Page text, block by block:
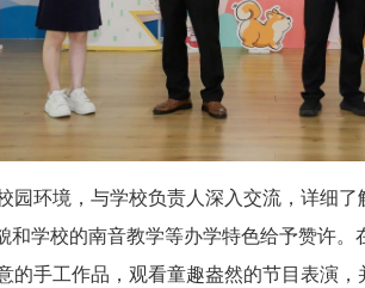
环境，与学校负责人深入交流，详细了
和学校的南音教学等办学特色给予赞许
的手工作品，观看童趣盎然的节目表演